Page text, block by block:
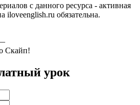
с данного ресурса - активная
iloveenglish.ru обязательна.
Скайп!
урок